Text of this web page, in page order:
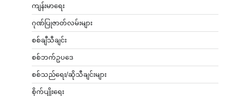
ကျန်းမာရေး
ဂုဏ်ပြုဇာတ်လမ်းများ
စစ်ချီသီချင်း
စစ်ဘက်ဥပဒေ
စစ်သည်ရေး/ဆိုသီချင်းများ
စိုက်ပျိုးရေး